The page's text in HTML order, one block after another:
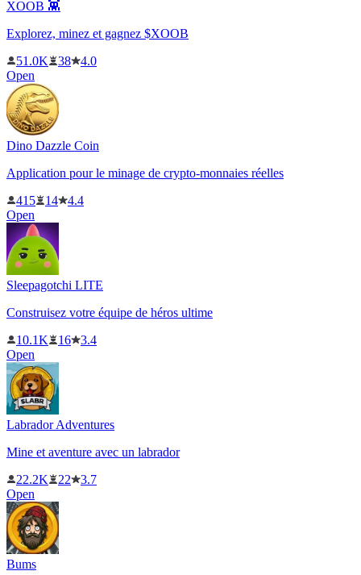
XOOB 👾
Explorez, minez et gagnez $XOOB
51.0K
38
4.0
Open
Dino Dazzle Coin
Application pour le minage de crypto-monnaies réelles
415
14
4.4
Open
Sleepagotchi LITE
Construisez votre équipe de héros ultime
10.1K
16
3.4
Open
Labrador Adventures
Mine et aventure avec un labrador
22.2K
22
3.7
Open
Bums